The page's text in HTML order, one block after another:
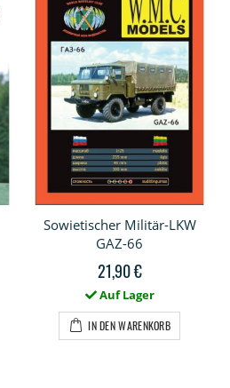
Sowietischer Militär-LKW
GAZ-66
21,90 €
Auf Lager
IN DEN WARENKORB